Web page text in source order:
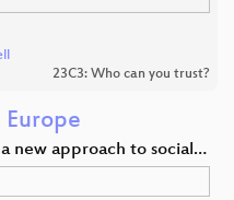
23C3: Who can you trust?
new approach to social…